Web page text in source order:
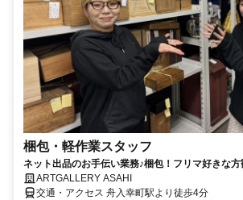
梱包・軽作業スタッフ
ネット出品のお手伝い業務♪梱包！フリマ好きな
ARTGALLERY ASAHI
交通・アクセス 舟入幸町駅より徒歩4分